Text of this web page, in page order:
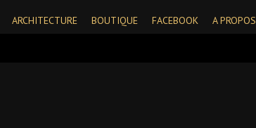
ARCHITECTURE BOUTIQUE FACEBOOK A PROPOS